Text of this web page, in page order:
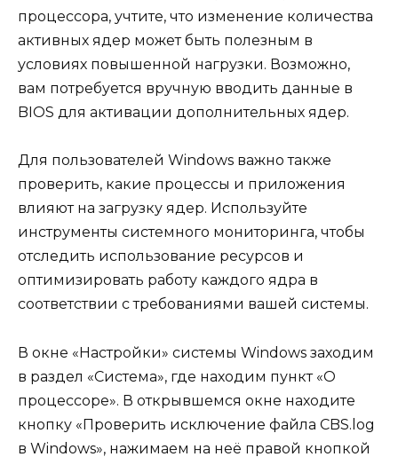
процессора, учтите, что изменение количества
активных ядер может быть полезным в
условиях повышенной нагрузки. Возможно,
вам потребуется вручную вводить данные в
BIOS для активации дополнительных ядер.
Для пользователей Windows важно также
проверить, какие процессы и приложения
влияют на загрузку ядер. Используйте
инструменты системного мониторинга, чтобы
отследить использование ресурсов и
оптимизировать работу каждого ядра в
соответствии с требованиями вашей системы.
В окне «Настройки» системы Windows заходим
в раздел «Система», где находим пункт «О
процессоре». В открывшемся окне находите
кнопку «Проверить исключение файла CBS.log
в Windows», нажимаем на неё правой кнопкой